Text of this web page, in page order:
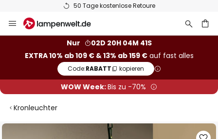
50 Tage kostenlose Retoure
Inhalt
Nur
02D 20H 04M 40S
EXTRA 10% ab 109 € & 13% ab 159 €auf fast alles
Code:RABATT kopieren
WOW Week:Bis zu -70%
Kronleuchter
Zum